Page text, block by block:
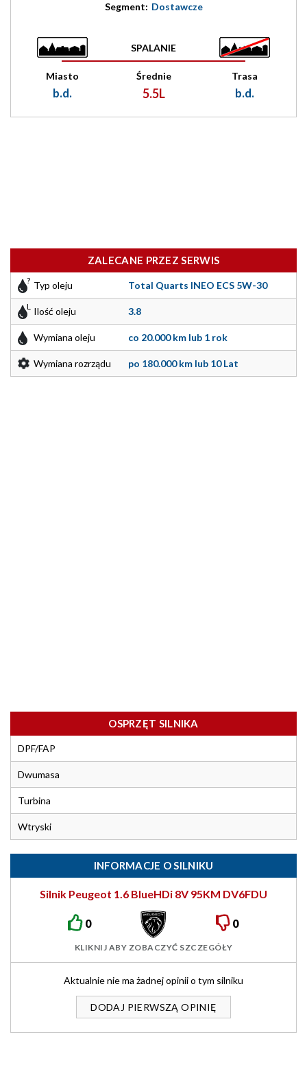
Segment: Dostawcze
SPALANIE
Miasto
b.d.
Średnie
5.5L
Trasa
b.d.
ZALECANE PRZEZ SERWIS
Typ oleju Total Quarts INEO ECS 5W-30
Ilość oleju 3.8
Wymiana oleju co 20.000 km lub 1 rok
Wymiana rozrządu po 180.000 km lub 10 Lat
OSPRZĘT SILNIKA
DPF/FAP
Dwumasa
Turbina
Wtryski
INFORMACJE O SILNIKU
Silnik Peugeot 1.6 BlueHDi 8V 95KM DV6FDU
0 0
KLIKNIJ ABY ZOBACZYĆ SZCZEGÓŁY
Aktualnie nie ma żadnej opinii o tym silniku
DODAJ PIERWSZĄ OPINIĘ